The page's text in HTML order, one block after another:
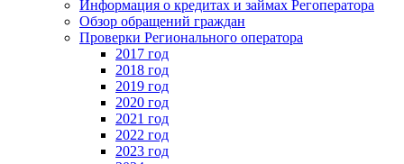
Информация о кредитах и займах Регоператора
Обзор обращений граждан
Проверки Регионального оператора
2017 год
2018 год
2019 год
2020 год
2021 год
2022 год
2023 год